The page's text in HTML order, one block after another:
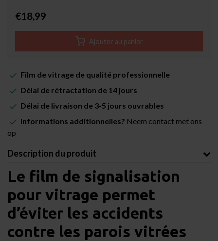
€18,99
Ajouter au panier
Film de vitrage de qualité professionnelle
Délai de rétractation de 14 jours
Délai de livraison de 3-5 jours ouvrables
Informations additionnelles? Neem contact met ons
op
Description du produit
Le film de signalisation
pour vitrage permet
d’éviter les accidents
contre les parois vitrées